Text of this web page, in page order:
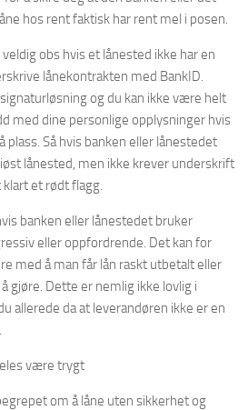
hos rent faktisk har rent mel i posen.
obs hvis et lånested ikke har en
lånekontrakten med BankID.
og du kan ikke være helt
med dine personlige opplysninger hvis
plass. Så hvis banken eller lånestedet
lånested, men ikke krever underskrift
et rødt flagg.
banken eller lånestedet bruker
eller oppfordrende. Det kan for
med å man får lån raskt utbetalt eller
gjøre. Dette er nemlig ikke lovlig i
allerede da at leverandøren ikke er en
være trygt
om å låne uten sikkerhet og